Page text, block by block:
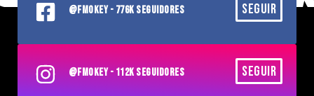
SEGUIR
@FMOKEY - 776K SEGUIDORES
SEGUIR
@FMOKEY - 112K SEGUIDORES